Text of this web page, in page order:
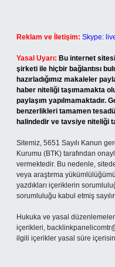
Reklam ve İletişim: Skype:
Yasal Uyarı: Bu internet
şirketi ile hiçbir bağlantısı
hazırladığımız makaleler
haber niteliği taşımamakta
paylaşım yapılmamaktadır.
benzerlikleri tamamen
halindedir ve tavsiye niteliği
Sitemiz, 5651 Sayılı Kanun
Kurumu (BTK) tarafından
vermektedir. Bu nedenle,
veya araştırma
yazdıkları içeriklerin
sorumluluğu kabul etmiş
Hukuka ve yasal
içerikleri,
ilgili içerikler yasal süre